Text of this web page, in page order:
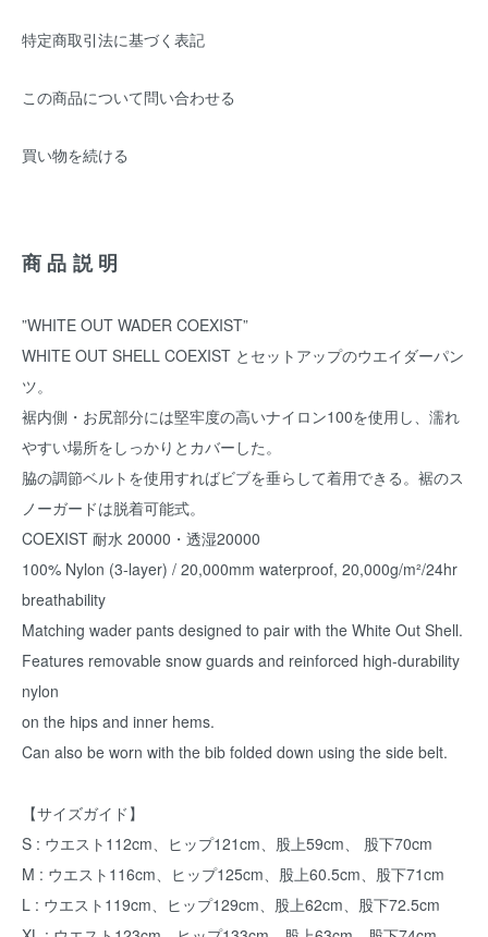
特定商取引法に基づく表記
この商品について問い合わせる
買い物を続ける
商品説明
”WHITE OUT WADER COEXIST”
WHITE OUT SHELL COEXIST とセットアップのウエイダーパン
ツ。
裾内側・お尻部分には堅牢度の高いナイロン100を使用し、濡れ
やすい場所をしっかりとカバーした。
脇の調節ベルトを使用すればビブを垂らして着用できる。裾のス
ノーガードは脱着可能式。
COEXIST 耐水 20000・透湿20000
100% Nylon (3-layer) / 20,000mm waterproof, 20,000g/m²/24hr
breathability
Matching wader pants designed to pair with the White Out Shell.
Features removable snow guards and reinforced high-durability
nylon
on the hips and inner hems.
Can also be worn with the bib folded down using the side belt.
【サイズガイド】
S : ウエスト112cm、ヒップ121cm、股上59cm、 股下70cm
M : ウエスト116cm、ヒップ125cm、股上60.5cm、股下71cm
L : ウエスト119cm、ヒップ129cm、股上62cm、股下72.5cm